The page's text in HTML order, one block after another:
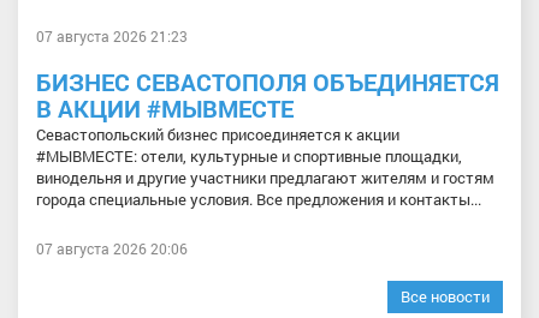
07 августа 2026 21:23
БИЗНЕС СЕВАСТОПОЛЯ ОБЪЕДИНЯЕТСЯ
В АКЦИИ #МЫВМЕСТЕ
Севастопольский бизнес присоединяется к акции
#МЫВМЕСТЕ: отели, культурные и спортивные площадки,
винодельня и другие участники предлагают жителям и гостям
города специальные условия. Все предложения и контакты...
07 августа 2026 20:06
Все новости